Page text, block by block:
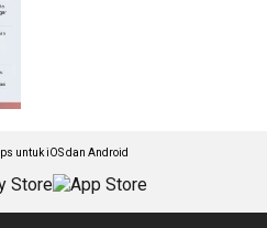
untuk iOS dan Android